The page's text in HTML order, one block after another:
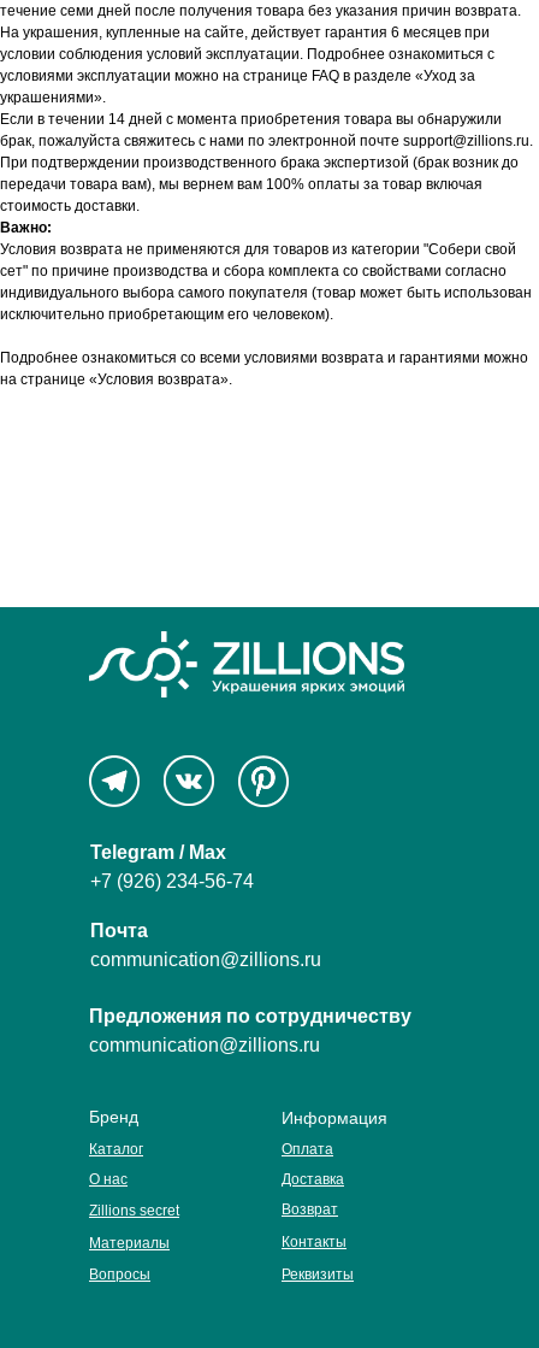
течение семи дней после получения товара без указания причин возврата.
На украшения, купленные на сайте, действует гарантия 6 месяцев при
условии соблюдения условий эксплуатации. Подробнее ознакомиться с
условиями эксплуатации можно на странице FAQ в разделе «Уход за
украшениями».
Если в течении 14 дней с момента приобретения товара вы обнаружили
брак, пожалуйста свяжитесь с нами по электронной почте support@zillions.ru.
При подтверждении производственного брака экспертизой (брак возник до
передачи товара вам), мы вернем вам 100% оплаты за товар включая
стоимость доставки.
Важно:
Условия возврата не применяются для товаров из категории "Собери свой
сет" по причине производства и сбора комплекта со свойствами согласно
индивидуального выбора самого покупателя (товар может быть использован
исключительно приобретающим его человеком).
Подробнее ознакомиться со всеми условиями возврата и гарантиями можно
на странице «Условия возврата».
Предложения по сотрудничеству
communication@zillions.ru
Почта
communication@zillions.ru
Контакты
Вопросы
Материалы
О нас
Zillions secret
Возврат
Доставка
Оплата
Реквизиты
Информация
Бренд
Каталог
Telegram / Max
+7 (926) 234-56-74